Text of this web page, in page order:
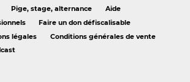
Pige, stage, alternance
Aide
Faire un don défiscalisable
légales
Conditions générales de vente